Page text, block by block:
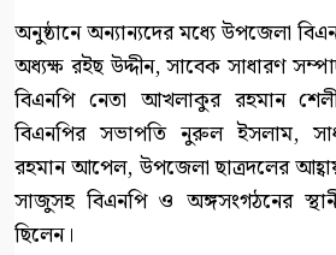
অনুষ্ঠানে অন্যান্যদের মধ্যে উপজেলা
অধ্যক্ষ রইছ উদ্দীন, সাবেক সাধারণ
বিএনপি নেতা আখলাকুর রহমান
বিএনপির সভাপতি নুরুল ইসলাম,
রহমান আপেল, উপজেলা ছাত্রদলের
সাজুসহ বিএনপি ও অঙ্গসংগঠনের
ছিলেন।